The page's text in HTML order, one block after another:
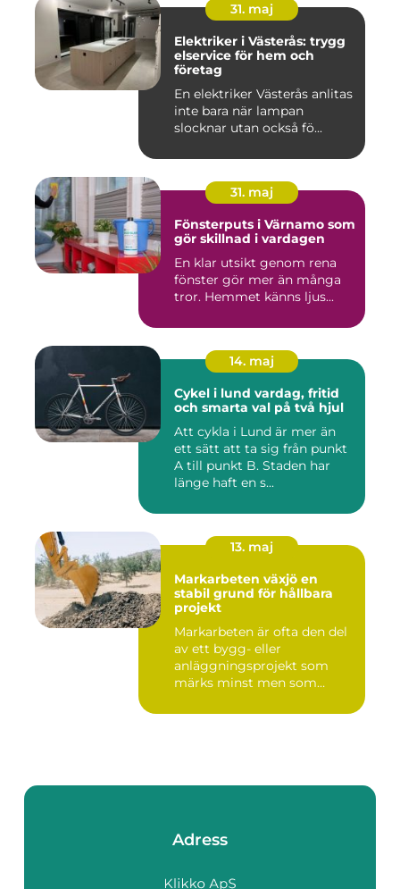
31. maj
Elektriker i Västerås: trygg
elservice för hem och
företag
En elektriker Västerås anlitas
inte bara när lampan
slocknar utan också fö...
31. maj
Fönsterputs i Värnamo som
gör skillnad i vardagen
En klar utsikt genom rena
fönster gör mer än många
tror. Hemmet känns ljus...
14. maj
Cykel i lund vardag, fritid
och smarta val på två hjul
Att cykla i Lund är mer än
ett sätt att ta sig från punkt
A till punkt B. Staden har
länge haft en s...
13. maj
Markarbeten växjö en
stabil grund för hållbara
projekt
Markarbeten är ofta den del
av ett bygg- eller
anläggningsprojekt som
märks minst men som
Adress